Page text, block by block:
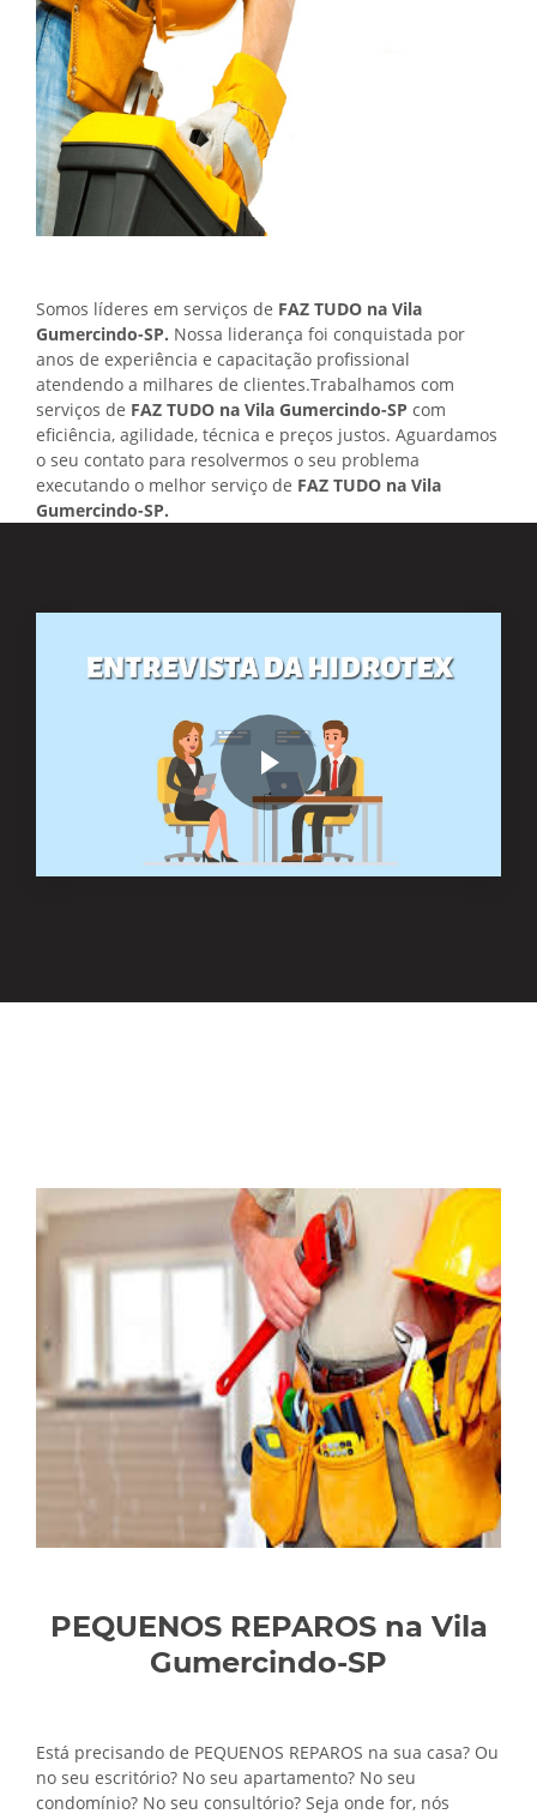
Somos líderes em serviços de FAZ TUDO na Vila
Gumercindo-SP. Nossa liderança foi conquistada por
anos de experiência e capacitação profissional
atendendo a milhares de clientes.Trabalhamos com
serviços de FAZ TUDO na Vila Gumercindo-SP com
eficiência, agilidade, técnica e preços justos. Aguardamos
o seu contato para resolvermos o seu problema
executando o melhor serviço de FAZ TUDO na Vila
Gumercindo-SP.
PEQUENOS REPAROS na Vila
Gumercindo-SP
Está precisando de PEQUENOS REPAROS na sua casa? Ou
no seu escritório? No seu apartamento? No seu
condomínio? No seu consultório? Seja onde for, nós